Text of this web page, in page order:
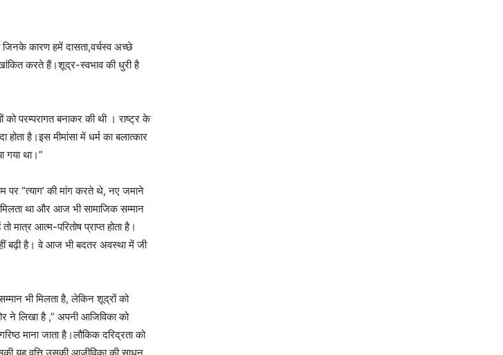
कारण हमें दासता,वर्चस्व अच्छे
करते हैं।शूद्र-स्वभाव की धुरी है
को परम्परागत बनाकर की थी । राष्ट्र के
है।इस मीमांसा में धर्म का बलात्कार
गया था।”
पर ”त्याग’ की मांग करते थे, नए जमाने
था और आज भी सामाजिक सम्मान
आत्म-परितोष प्राप्त होता है।
बढ़ी है। वे आज भी बदतर अवस्था में जी
भी मिलता है, लेकिन शूद्रों को
ने लिखा है ,” अपनी आजिविका को
माना जाता है।लौकिक दरिद्रता को